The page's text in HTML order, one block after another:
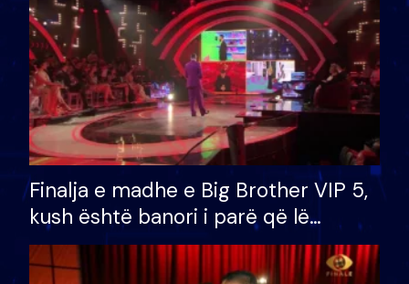
Finalja e madhe e Big Brother VIP 5,
kush është banori i parë që lë
shtëpinë dhe humb mundësinë për
të fituar çmimin e madh